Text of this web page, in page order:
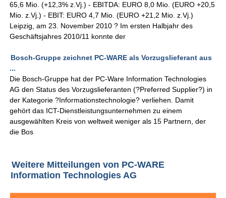
65,6 Mio. (+12,3% z.Vj.) - EBITDA: EURO 8,0 Mio. (EURO +20,5
Mio. z.Vj.) - EBIT: EURO 4,7 Mio. (EURO +21,2 Mio. z.Vj.)
Leipzig, am 23. November 2010 ? Im ersten Halbjahr des
Geschäftsjahres 2010/11 konnte der
Bosch-Gruppe zeichnet PC-WARE als Vorzugslieferant aus
...
Die Bosch-Gruppe hat der PC-Ware Information Technologies
AG den Status des Vorzugslieferanten (?Preferred Supplier?) in
der Kategorie ?Informationstechnologie? verliehen. Damit
gehört das ICT-Dienstleistungsunternehmen zu einem
ausgewählten Kreis von weltweit weniger als 15 Partnern, der
die Bos
Weitere Mitteilungen von PC-WARE
Information Technologies AG